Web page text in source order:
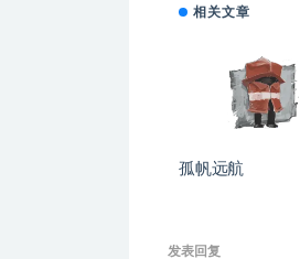
相关文章
孤帆远航
发表回复